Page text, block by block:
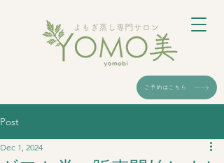
ご予約はこちら
Post
Dec 1, 2024